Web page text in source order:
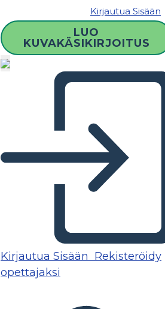
Kirjautua Sisään
LUO
KUVAKÄSIKIRJOITUS
Kirjautua Sisään Rekisteröidy
opettajaksi